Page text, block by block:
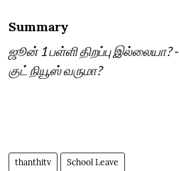
Summary
ஜூன் 1 பள்ளி திறப்பு
குட் நியூஸ் வருமா?
thanthitv School Leave